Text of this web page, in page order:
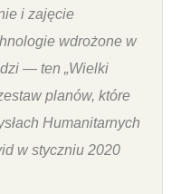
i zajęcie
wdrożone w
— ten „Wielki
planów, które
Humanitarnych
w styczniu 2020